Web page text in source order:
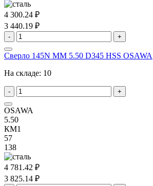
4 300.24 ₽
3 440.19 ₽
- +
Сверло 145N MM 5.50 D345 HSS OSAWA
На складе: 10
- +
OSAWA
5.50
КМ1
57
138
4 781.42 ₽
3 825.14 ₽